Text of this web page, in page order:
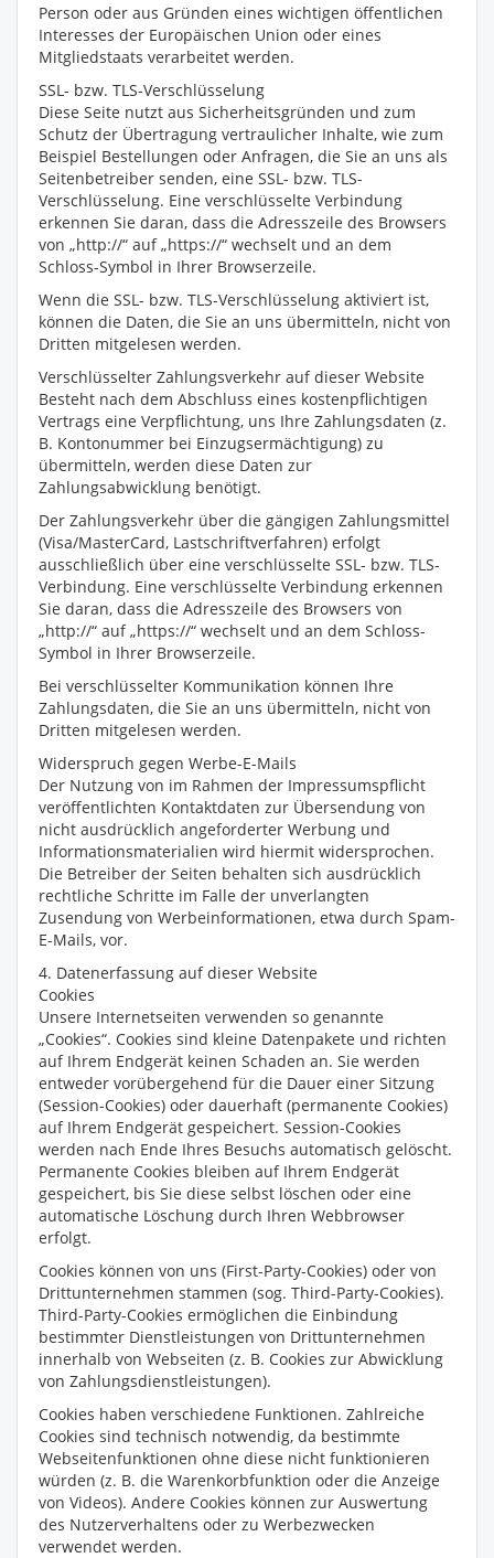
Person oder aus Gründen eines wichtigen öffentlichen
Interesses der Europäischen Union oder eines
Mitgliedstaats verarbeitet werden.
SSL- bzw. TLS-Verschlüsselung
Diese Seite nutzt aus Sicherheitsgründen und zum
Schutz der Übertragung vertraulicher Inhalte, wie zum
Beispiel Bestellungen oder Anfragen, die Sie an uns als
Seitenbetreiber senden, eine SSL- bzw. TLS-
Verschlüsselung. Eine verschlüsselte Verbindung
erkennen Sie daran, dass die Adresszeile des Browsers
von „http://“ auf „https://“ wechselt und an dem
Schloss-Symbol in Ihrer Browserzeile.
Wenn die SSL- bzw. TLS-Verschlüsselung aktiviert ist,
können die Daten, die Sie an uns übermitteln, nicht von
Dritten mitgelesen werden.
Verschlüsselter Zahlungsverkehr auf dieser Website
Besteht nach dem Abschluss eines kostenpflichtigen
Vertrags eine Verpflichtung, uns Ihre Zahlungsdaten (z.
B. Kontonummer bei Einzugsermächtigung) zu
übermitteln, werden diese Daten zur
Zahlungsabwicklung benötigt.
Der Zahlungsverkehr über die gängigen Zahlungsmittel
(Visa/MasterCard, Lastschriftverfahren) erfolgt
ausschließlich über eine verschlüsselte SSL- bzw. TLS-
Verbindung. Eine verschlüsselte Verbindung erkennen
Sie daran, dass die Adresszeile des Browsers von
„http://“ auf „https://“ wechselt und an dem Schloss-
Symbol in Ihrer Browserzeile.
Bei verschlüsselter Kommunikation können Ihre
Zahlungsdaten, die Sie an uns übermitteln, nicht von
Dritten mitgelesen werden.
Widerspruch gegen Werbe-E-Mails
Der Nutzung von im Rahmen der Impressumspflicht
veröffentlichten Kontaktdaten zur Übersendung von
nicht ausdrücklich angeforderter Werbung und
Informationsmaterialien wird hiermit widersprochen.
Die Betreiber der Seiten behalten sich ausdrücklich
rechtliche Schritte im Falle der unverlangten
Zusendung von Werbeinformationen, etwa durch Spam-
E-Mails, vor.
4. Datenerfassung auf dieser Website
Cookies
Unsere Internetseiten verwenden so genannte
„Cookies“. Cookies sind kleine Datenpakete und richten
auf Ihrem Endgerät keinen Schaden an. Sie werden
entweder vorübergehend für die Dauer einer Sitzung
(Session-Cookies) oder dauerhaft (permanente Cookies)
auf Ihrem Endgerät gespeichert. Session-Cookies
werden nach Ende Ihres Besuchs automatisch gelöscht.
Permanente Cookies bleiben auf Ihrem Endgerät
gespeichert, bis Sie diese selbst löschen oder eine
automatische Löschung durch Ihren Webbrowser
erfolgt.
Cookies können von uns (First-Party-Cookies) oder von
Drittunternehmen stammen (sog. Third-Party-Cookies).
Third-Party-Cookies ermöglichen die Einbindung
bestimmter Dienstleistungen von Drittunternehmen
innerhalb von Webseiten (z. B. Cookies zur Abwicklung
von Zahlungsdienstleistungen).
Cookies haben verschiedene Funktionen. Zahlreiche
Cookies sind technisch notwendig, da bestimmte
Webseitenfunktionen ohne diese nicht funktionieren
würden (z. B. die Warenkorbfunktion oder die Anzeige
von Videos). Andere Cookies können zur Auswertung
des Nutzerverhaltens oder zu Werbezwecken
verwendet werden.